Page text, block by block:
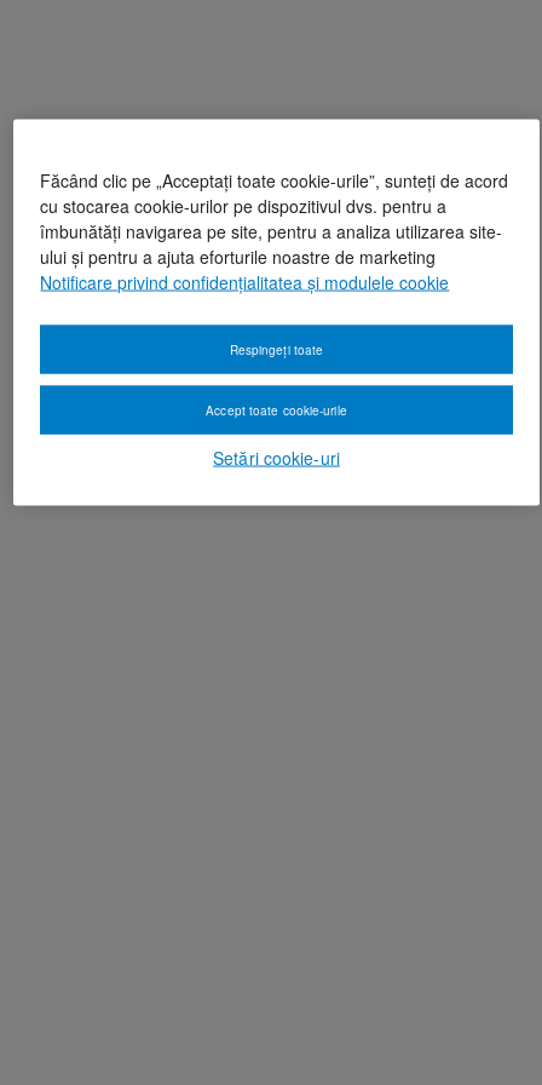
Făcând clic pe „Acceptați toate cookie-urile”, sunteți de acord
cu stocarea cookie-urilor pe dispozitivul dvs. pentru a
îmbunătăți navigarea pe site, pentru a analiza utilizarea site-
ului și pentru a ajuta eforturile noastre de marketing
Notificare privind confidențialitatea și modulele cookie
Setări cookie-uri
Respingeți toate
Accept toate cookie-urile